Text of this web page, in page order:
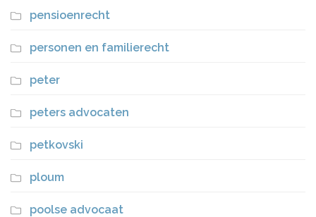
pensioenrecht
personen en familierecht
peter
peters advocaten
petkovski
ploum
poolse advocaat